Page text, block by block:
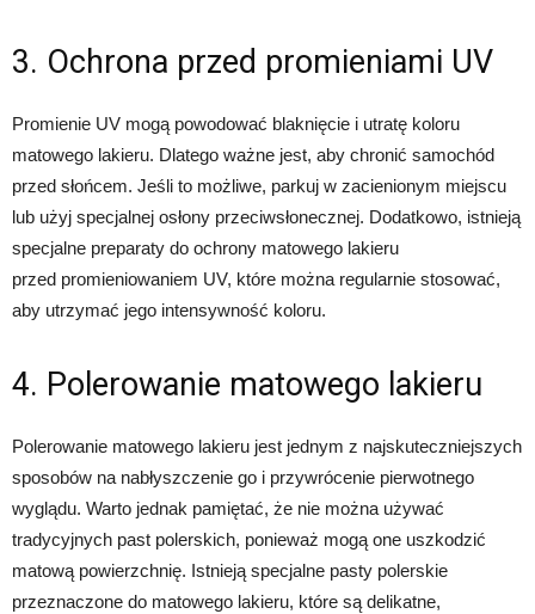
3. Ochrona przed promieniami UV
Promienie UV mogą powodować blaknięcie i utratę koloru
matowego lakieru. Dlatego ważne jest, aby chronić samochód
przed słońcem. Jeśli to możliwe, parkuj w zacienionym miejscu
lub użyj specjalnej osłony przeciwsłonecznej. Dodatkowo, istnieją
specjalne preparaty do ochrony matowego lakieru
przed promieniowaniem UV, które można regularnie stosować,
aby utrzymać jego intensywność koloru.
4. Polerowanie matowego lakieru
Polerowanie matowego lakieru jest jednym z najskuteczniejszych
sposobów na nabłyszczenie go i przywrócenie pierwotnego
wyglądu. Warto jednak pamiętać, że nie można używać
tradycyjnych past polerskich, ponieważ mogą one uszkodzić
matową powierzchnię. Istnieją specjalne pasty polerskie
przeznaczone do matowego lakieru, które są delikatne,